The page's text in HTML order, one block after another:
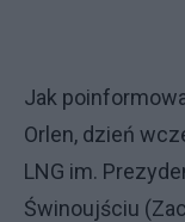
Jak
Orlen, dzień
LNG im.
Świnoujściu